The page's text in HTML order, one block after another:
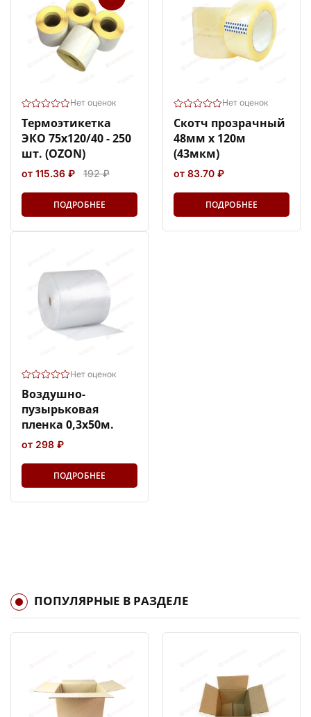
Нет оценок
Термоэтикетка
ЭКО 75х120/40 - 250
шт. (OZON)
от 115.36 ₽ 192 ₽
ПОДРОБНЕЕ
Нет оценок
Скотч прозрачный
48мм х 120м
(43мкм)
от 83.70 ₽
ПОДРОБНЕЕ
Нет оценок
Воздушно-
пузырьковая
пленка 0,3х50м.
от 298 ₽
ПОДРОБНЕЕ
ПОПУЛЯРНЫЕ В РАЗДЕЛЕ